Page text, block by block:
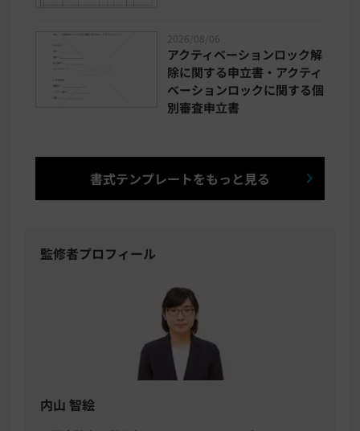
2026/08/06
アクティベーションロック解
除に関する申立書・アクティ
ベーションロックに関する個
別審査申立書
書式テンプレートをもっと見る
監修者プロフィール
内山 智絵